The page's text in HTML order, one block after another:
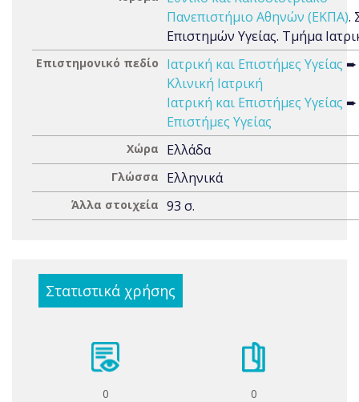
Πανεπιστήμιο Αθηνών (ΕΚΠΑ).
Επιστημών Υγείας. Τμήμα
Επιστημονικό πεδίο Ιατρική και Επιστήμες Υγείας ➨
Κλινική Ιατρική
Ιατρική και Επιστήμες Υγείας ➨
Επιστήμες Υγείας
Χώρα Ελλάδα
Γλώσσα Ελληνικά
Άλλα στοιχεία 93 σ.
Στατιστικά χρήσης
0 0